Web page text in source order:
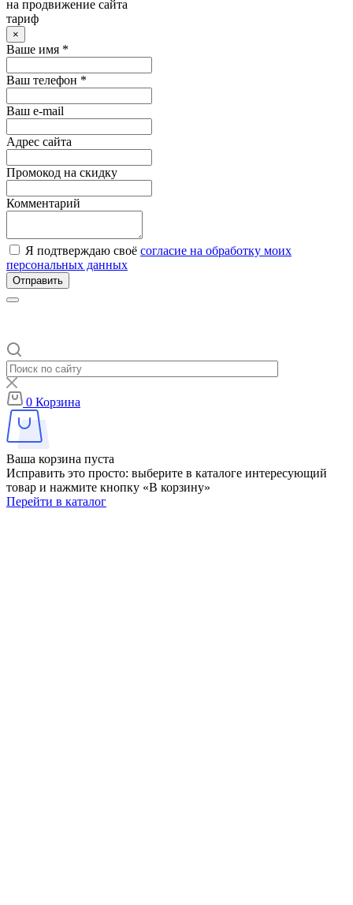
на продвижение сайта
тариф
×
Ваше имя *
Ваш телефон *
Ваш e-mail
Адрес сайта
Промокод на скидку
Комментарий
Я подтверждаю своё согласие на обработку моих
персональных данных
Отправить
0 Корзина
Ваша корзина пуста
Исправить это просто: выберите в каталоге интересующий
товар и нажмите кнопку «В корзину»
Перейти в каталог